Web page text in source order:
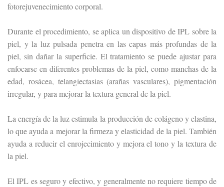
fotorejuvenecimiento corporal.
Durante el procedimiento, se aplica un dispositivo de IPL sobre la
piel, y la luz pulsada penetra en las capas más profundas de la
piel, sin dañar la superficie. El tratamiento se puede ajustar para
enfocarse en diferentes problemas de la piel, como manchas de la
edad, rosácea, telangiectasias (arañas vasculares), pigmentación
irregular, y para mejorar la textura general de la piel.
La energía de la luz estimula la producción de colágeno y elastina,
lo que ayuda a mejorar la firmeza y elasticidad de la piel. También
ayuda a reducir el enrojecimiento y mejora el tono y la textura de
la piel.
El IPL es seguro y efectivo, y generalmente no requiere tiempo de